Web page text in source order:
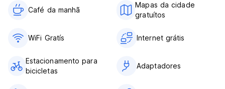
Café da manhã
Mapas da cidade
gratuítos
WiFi Gratís Internet grátis
Estacionamento para
bicicletas
Adaptadores